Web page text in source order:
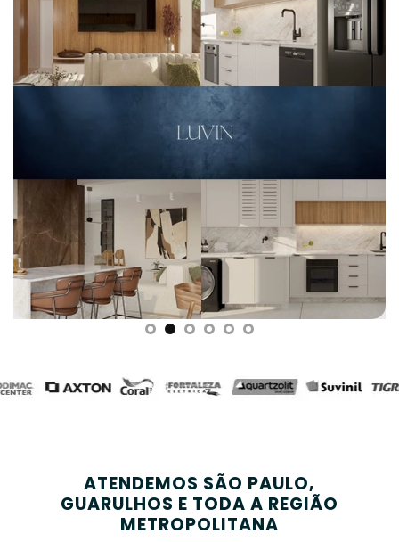
ATENDEMOS SÃO PAULO,
GUARULHOS E TODA A REGIÃO
METROPOLITANA